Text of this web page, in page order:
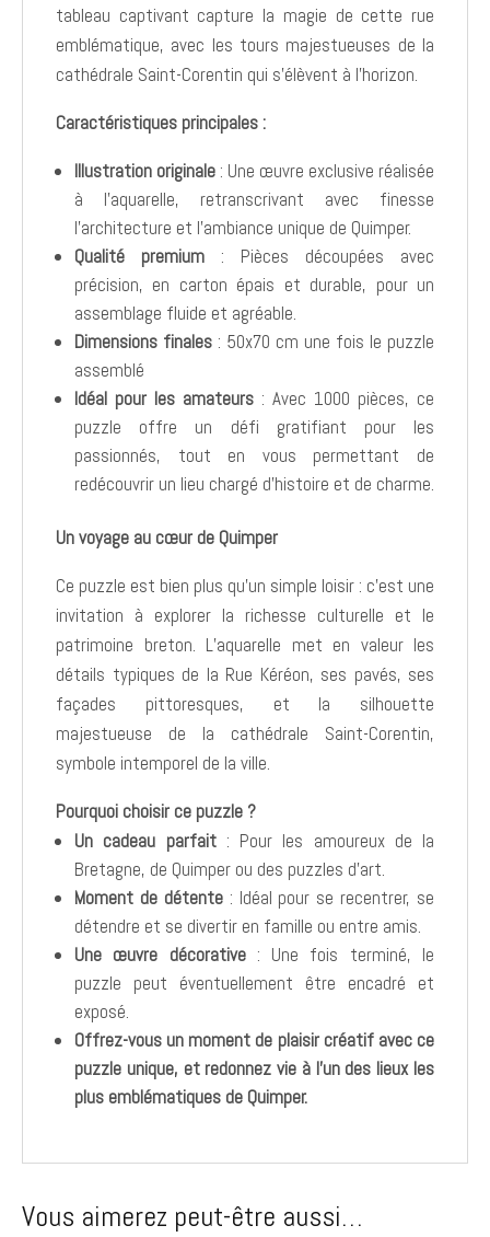
tableau captivant capture la magie de cette rue
emblématique, avec les tours majestueuses de la
cathédrale Saint-Corentin qui s’élèvent à l’horizon.
Caractéristiques principales :
Illustration originale : Une œuvre exclusive réalisée
à l’aquarelle, retranscrivant avec finesse
l’architecture et l’ambiance unique de Quimper.
Qualité premium : Pièces découpées avec
précision, en carton épais et durable, pour un
assemblage fluide et agréable.
Dimensions finales : 50x70 cm une fois le puzzle
assemblé
Idéal pour les amateurs : Avec 1000 pièces, ce
puzzle offre un défi gratifiant pour les
passionnés, tout en vous permettant de
redécouvrir un lieu chargé d’histoire et de charme.
Un voyage au cœur de Quimper
Ce puzzle est bien plus qu’un simple loisir : c’est une
invitation à explorer la richesse culturelle et le
patrimoine breton. L’aquarelle met en valeur les
détails typiques de la Rue Kéréon, ses pavés, ses
façades pittoresques, et la silhouette
majestueuse de la cathédrale Saint-Corentin,
symbole intemporel de la ville.
Pourquoi choisir ce puzzle ?
Un cadeau parfait: Pour les amoureux de la
Bretagne, de Quimper ou des puzzles d’art.
Moment de détente: Idéal pour se recentrer, se
détendre et se divertir en famille ou entre amis.
Une œuvre décorative: Une fois terminé, le
puzzle peut éventuellement être encadré et
exposé.
Offrez-vous un moment de plaisir créatif avec ce
puzzle unique, et redonnez vie à l’un des lieux les
plus emblématiques de Quimper.
Vous aimerez peut-être aussi…